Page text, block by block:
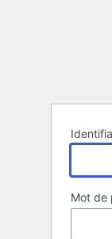
Mot de